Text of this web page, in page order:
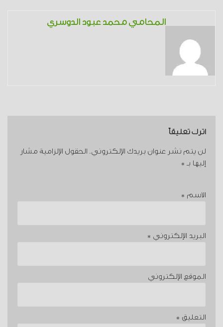
المحامي محمد عبود الدوسري
اترك تعليقاً
لن يتم نشر عنوان بريدك الإلكتروني. الحقول الإلزامية مشار
إليها بـ *
الاسم *
البريد الإلكتروني *
الموقع الإلكتروني
التعليق *